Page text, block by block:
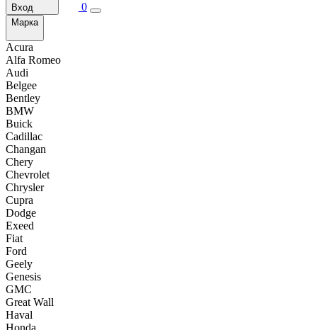
Вход 0
Марка
Acura
Alfa Romeo
Audi
Belgee
Bentley
BMW
Buick
Cadillac
Changan
Chery
Chevrolet
Chrysler
Cupra
Dodge
Exeed
Fiat
Ford
Geely
Genesis
GMC
Great Wall
Haval
Honda